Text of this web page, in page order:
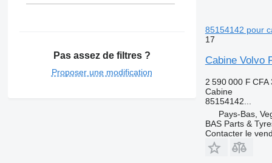
Pas assez de filtres ?
Proposer une modification
85154142 pour
17
Cabine Volvo
2 590 000 F CFA
Cabine
85154142...
Pays-Bas,
BAS Parts &
Contacter le